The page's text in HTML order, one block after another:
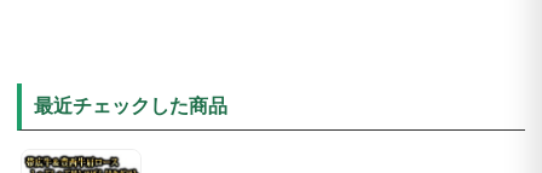
最近チェックした商品